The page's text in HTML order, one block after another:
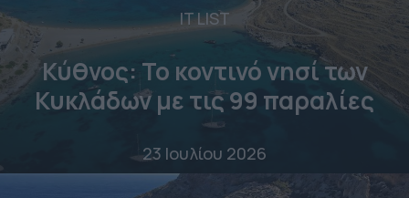
IT LIST
Κύθνος: Το κοντινό νησί των
Κυκλάδων με τις 99 παραλίες
23 Ιουλίου 2026